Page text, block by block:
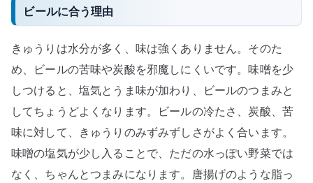
ビールに合う理由
きゅうりは水分が多く、味は強くありません。そのた
め、ビールの苦味や炭酸を邪魔しにくいです。味噌を少
しつけると、塩気とうま味が加わり、ビールのつまみと
してちょうどよくなります。ビールの冷たさ、炭酸、苦
味に対して、きゅうりのみずみずしさがよく合います。
味噌の塩気が少し入ることで、ただの水っぽい野菜では
なく、ちゃんとつまみになります。唐揚げのような脂っ